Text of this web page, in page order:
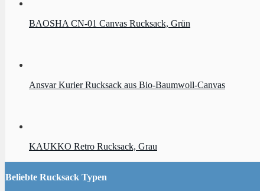
BAOSHA CN-01 Canvas Rucksack, Grün
Ansvar Kurier Rucksack aus Bio-Baumwoll-Canvas
KAUKKO Retro Rucksack, Grau
Beliebte Rucksack Typen